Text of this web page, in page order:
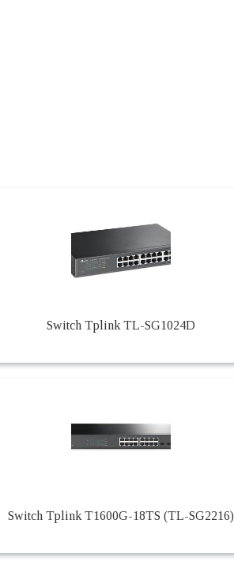
Switch Tplink TL-SG1024D
Switch Tplink T1600G-18TS (TL-SG2216)